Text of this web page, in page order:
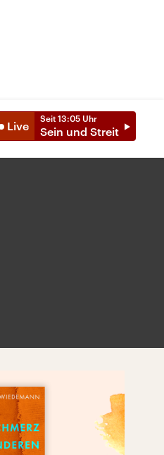
Live
Seit 13:05 Uhr
Sein und Streit